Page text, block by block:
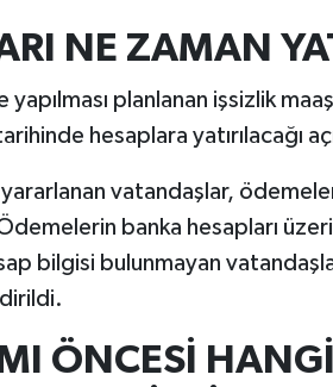
NE ZAMAN
planlanan işsizlik
hesaplara yatırılacağı
vatandaşlar,
banka hesapları
bilgisi bulunmayan
ÖNCESİ HANGİ